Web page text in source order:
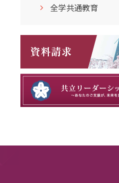
全学共通教育